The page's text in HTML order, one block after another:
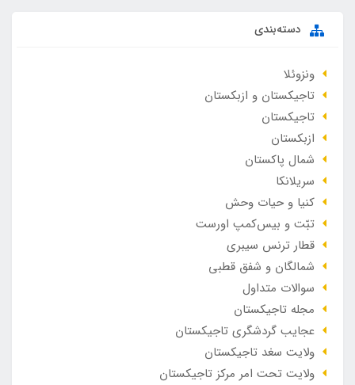
دسته‌بندی
ونزوئلا
تاجیکستان و ازبکستان
تاجیکستان
ازبکستان
شمال پاکستان
سریلانکا
کنیا و حیات وحش
تبّت و بیس‌کمپ اورست
قطار ترنس سیبری
شمالگان و شفق قطبی
سوالات متداول
مجله تاجیکستان
عجایب گردشگری تاجیکستان
ولایت سغد تاجیکستان
ولایت تحت امر مرکز تاجیکستان